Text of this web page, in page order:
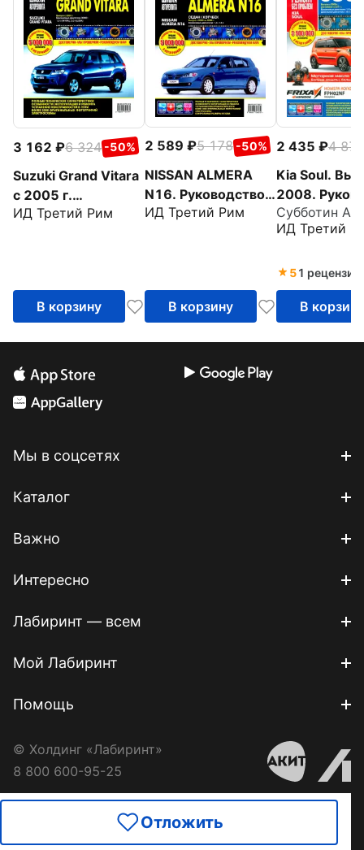
Отложить
3 162 6 324 -50%
Suzuki Grand Vitara
c 2005 г.
Руководство по
ремонту
ИД Третий Рим
В корзину
2 589 5 178 -50%
NISSAN ALMERA
N16. Руководство
по эксплуатации,
ИД Третий Рим
В корзину
2 435
4 870
Kia Soul.
2008.
по
ремонту
Субботин А.
ИД Третий
51 рецензия
В корзину
Мы в соцсетях
Каталог
Важно
Интересно
Лабиринт — всем
Мой Лабиринт
Помощь
© Холдинг «Лабиринт»
8 800 600-95-25